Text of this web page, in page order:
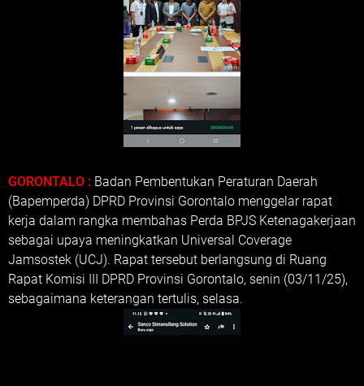
GORONTALO : Badan Pembentukan Peraturan Daerah
(Bapemperda) DPRD Provinsi Gorontalo menggelar rapat
kerja dalam rangka membahas Perda BPJS Ketenagakerjaan
sebagai upaya meningkatkan Universal Coverage
Jamsostek (UCJ). Rapat tersebut berlangsung di Ruang
Rapat Komisi III DPRD Provinsi Gorontalo, senin (03/11/25),
sebagaimana keterangan tertulis, selasa.